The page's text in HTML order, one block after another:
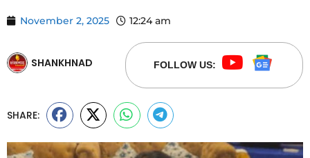
November 2, 2025 12:24 am
SHANKHNAD FOLLOW US:
SHARE: